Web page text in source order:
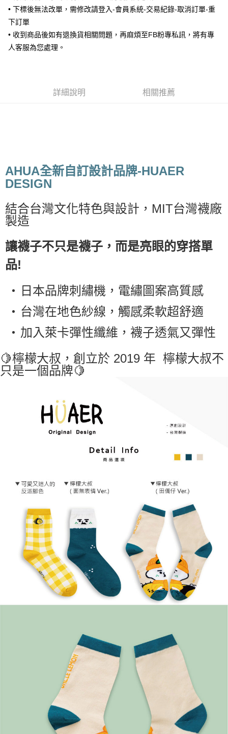
每筆NT$65，滿NT$688(含以上)免運費
7-11取貨付款
每筆NT$65，滿NT$688(含以上)免運費
香港澳門地區
• 下標後無法改單，需修改請登入-會員系統-交易紀錄-取消訂單-重
下訂單
• 收到商品後如有退換貨相關問題，再麻煩至FB粉專私訊，將有專
人客服為您處理。
詳細說明 相關推薦
AHUA全新自訂設計品牌-HUAER
DESIGN
結合台灣文化特色與設計，MIT台灣襪廠
製造
讓襪子不只是襪子，而是亮眼的穿搭單
品!
日本品牌刺繡機，電繡圖案高質感
台灣在地色紗線，觸感柔軟超舒適
加入萊卡彈性纖維，襪子透氣又彈性
🍋檸檬大叔，創立於 2019 年 檸檬大叔不
只是一個品牌🍋